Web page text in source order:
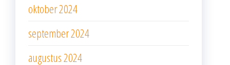
oktober 2024
september 2024
augustus 2024